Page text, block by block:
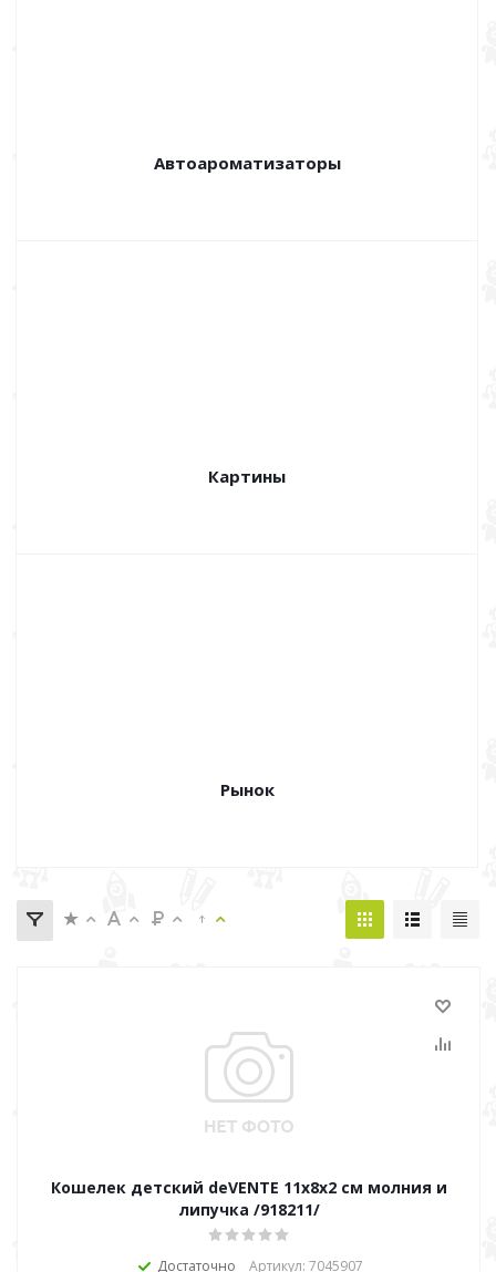
Автоароматизаторы
Картины
Рынок
Кошелек детский deVENTE 11х8х2 см молния и
липучка /918211/
Достаточно Артикул: 7045907